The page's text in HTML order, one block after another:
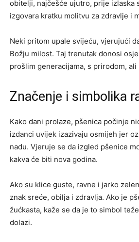
obitelji, najčešće ujutro, prije izlaska
izgovara kratku molitvu za zdravlje i
Neki pritom upale svijeću, vjerujući
Božju milost. Taj trenutak donosi
prošlim generacijama, s prirodom,
Značenje i simbolika
Kako dani prolaze, pšenica počinje
izdanci uvijek izazivaju osmijeh jer
nadu. Vjeruje se da izgled pšenice
kakva će biti nova godina.
Ako su klice guste, ravne i jarko
znak sreće, obilja i zdravlja. Ako je
žućkasta, kaže se da je to simbol
dolazi.